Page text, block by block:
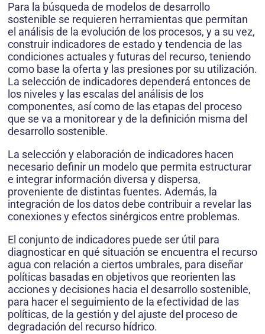
Para la búsqueda de modelos de desarrollo
sostenible se requieren herramientas que permitan
el análisis de la evolución de los procesos, y a su vez,
construir indicadores de estado y tendencia de las
condiciones actuales y futuras del recurso, teniendo
como base la oferta y las presiones por su utilización.
La selección de indicadores dependerá entonces de
los niveles y las escalas del análisis de los
componentes, así como de las etapas del proceso
que se va a monitorear y de la definición misma del
desarrollo sostenible.
La selección y elaboración de indicadores hacen
necesario definir un modelo que permita estructurar
e integrar información diversa y dispersa,
proveniente de distintas fuentes. Además, la
integración de los datos debe contribuir a revelar las
conexiones y efectos sinérgicos entre problemas.
El conjunto de indicadores puede ser útil para
diagnosticar en qué situación se encuentra el recurso
agua con relación a ciertos umbrales, para diseñar
políticas basadas en objetivos que reorienten las
acciones y decisiones hacia el desarrollo sostenible,
para hacer el seguimiento de la efectividad de las
políticas, de la gestión y del ajuste del proceso de
degradación del recurso hídrico.